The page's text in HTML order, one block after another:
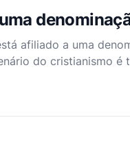
afiliado a uma
do cristianismo